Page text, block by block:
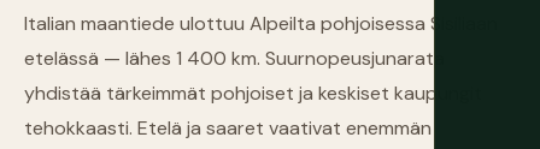
Italian maantiede ulottuu Alpeilta pohjoisessa Sisiliaan
etelässä — lähes 1 400 km. Suurnopeusjunarata
yhdistää tärkeimmät pohjoiset ja keskiset kaupungit
tehokkaasti. Etelä ja saaret vaativat enemmän